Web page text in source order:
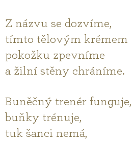
Z názvu se dozvíme,
tímto tělovým krémem
pokožku zpevníme
a žilní stěny chráníme.
Buněčný trenér funguje,
buňky trénuje,
tuk šanci nemá,